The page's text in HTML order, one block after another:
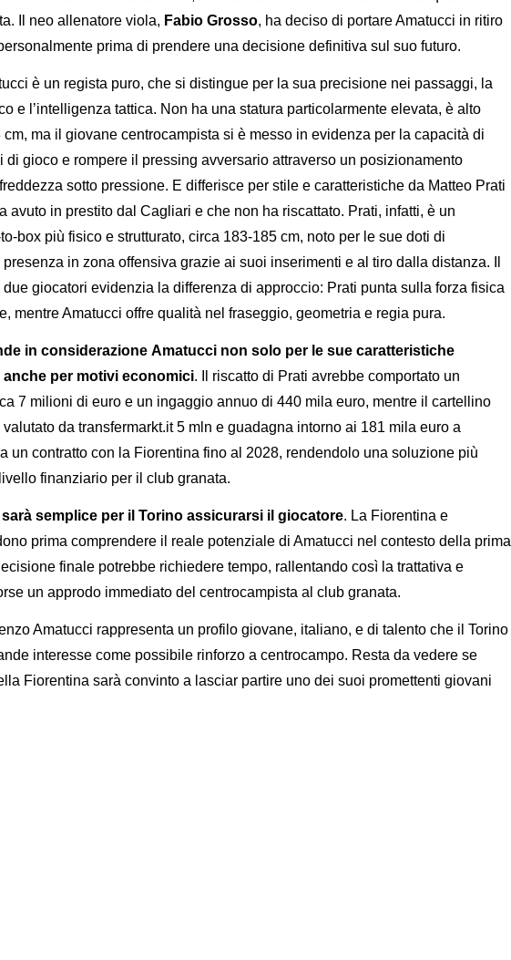
Il neo allenatore viola, Fabio Grosso, ha deciso di portare Amatucci in ritiro
prima di prendere una decisione definitiva sul suo futuro.
è un regista puro, che si distingue per la sua precisione nei passaggi, la
e l’intelligenza tattica. Non ha una statura particolarmente elevata, è alto
ma il giovane centrocampista si è messo in evidenza per la capacità di
di gioco e rompere il pressing avversario attraverso un posizionamento
sotto pressione. E differisce per stile e caratteristiche da Matteo Prati
avuto in prestito dal Cagliari e che non ha riscattato. Prati, infatti, è un
box più fisico e strutturato, circa 183-185 cm, noto per le sue doti di
in zona offensiva grazie ai suoi inserimenti e al tiro dalla distanza. Il
due giocatori evidenzia la differenza di approccio: Prati punta sulla forza fisica
mentre Amatucci offre qualità nel fraseggio, geometria e regia pura.
in considerazione Amatucci non solo per le sue caratteristiche
anche per motivi economici. Il riscatto di Prati avrebbe comportato un
7 milioni di euro e un ingaggio annuo di 440 mila euro, mentre il cartellino
da transfermarkt.it 5 mln e guadagna intorno ai 181 mila euro a
un contratto con la Fiorentina fino al 2028, rendendolo una soluzione più
finanziario per il club granata.
semplice per il Torino assicurarsi il giocatore. La Fiorentina e
prima comprendere il reale potenziale di Amatucci nel contesto della prima
finale potrebbe richiedere tempo, rallentando così la trattativa e
un approdo immediato del centrocampista al club granata.
Amatucci rappresenta un profilo giovane, italiano, e di talento che il Torino
interesse come possibile rinforzo a centrocampo. Resta da vedere se
Fiorentina sarà convinto a lasciar partire uno dei suoi promettenti giovani